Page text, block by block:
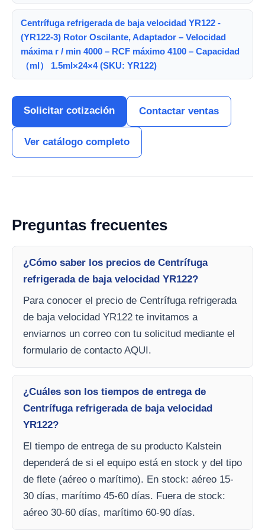
Centrífuga refrigerada de baja velocidad YR122 -
(YR122-3) Rotor Oscilante, Adaptador – Velocidad
máxima r / min 4000 – RCF máximo 4100 – Capacidad
（ml） 1.5ml×24×4 (SKU: YR122)
Solicitar cotización Contactar ventas
Ver catálogo completo
Preguntas frecuentes
¿Cómo saber los precios de Centrífuga
refrigerada de baja velocidad YR122?
Para conocer el precio de Centrífuga refrigerada
de baja velocidad YR122 te invitamos a
enviarnos un correo con tu solicitud mediante el
formulario de contacto AQUI.
¿Cuáles son los tiempos de entrega de
Centrífuga refrigerada de baja velocidad
YR122?
El tiempo de entrega de su producto Kalstein
dependerá de si el equipo está en stock y del tipo
de flete (aéreo o marítimo). En stock: aéreo 15-
30 días, marítimo 45-60 días. Fuera de stock:
aéreo 30-60 días, marítimo 60-90 días.